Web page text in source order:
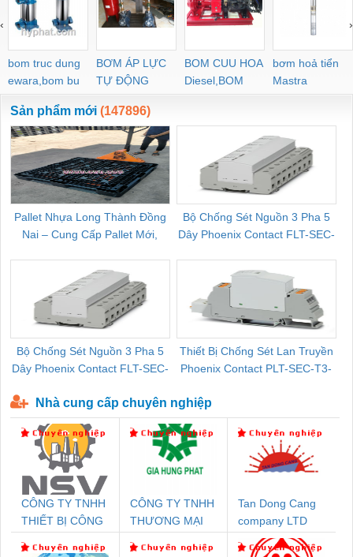
bom truc dung
ewara,bom bu
ewara
BƠM ÁP LỰC
TỰ ĐỘNG
BOM CUU HOA
Diesel,BOM
CHUA CHAY
bơm hoả tiển
Mastra
‹ ›
Sản phẩm mới (147896)
Pallet Nhựa Long Thành Đồng
Nai – Cung Cấp Pallet Mới,
Bộ Chống Sét Nguồn 3 Pha 5
Dây Phoenix Contact FLT-SEC-
Bộ Chống Sét Nguồn 3 Pha 5
Dây Phoenix Contact FLT-SEC-
Thiết Bị Chống Sét Lan Truyền
Phoenix Contact PLT-SEC-T3-
Nhà cung cấp chuyên nghiệp
CÔNG TY TNHH
THIẾT BỊ CÔNG
CÔNG TY TNHH
THƯƠNG MẠI
Tan Dong Cang
company LTD